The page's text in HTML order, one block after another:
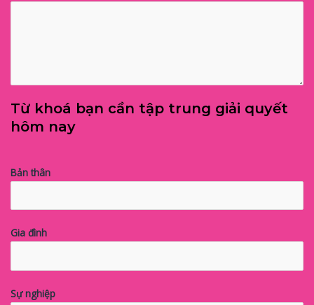
Từ khoá bạn cần tập trung giải quyết
hôm nay
Bản thân
Gia đình
Sự nghiệp